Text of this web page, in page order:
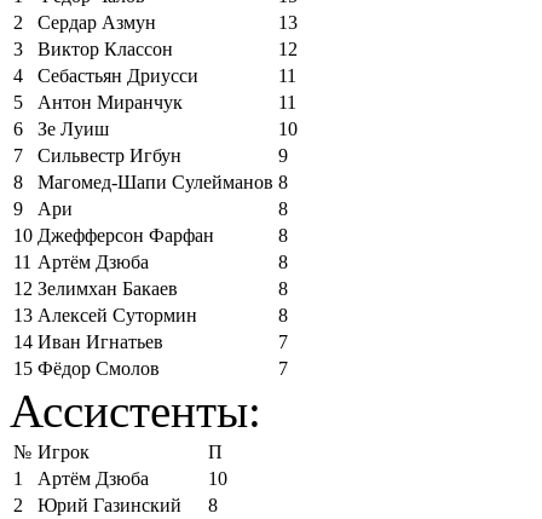
2
Сердар Азмун
13
3
Виктор Классон
12
4
Себастьян Дриусси
11
5
Антон Миранчук
11
6
Зе Луиш
10
7
Сильвестр Игбун
9
8
Магомед-Шапи Сулейманов 8
9
Ари
8
10 Джефферсон Фарфан
8
11 Артём Дзюба
8
12 Зелимхан Бакаев
8
13 Алексей Сутормин
8
14 Иван Игнатьев
7
15 Фёдор Смолов 7
Ассистенты:
№ Игрок
П
1
Артём Дзюба
10
2
Юрий Газинский
8